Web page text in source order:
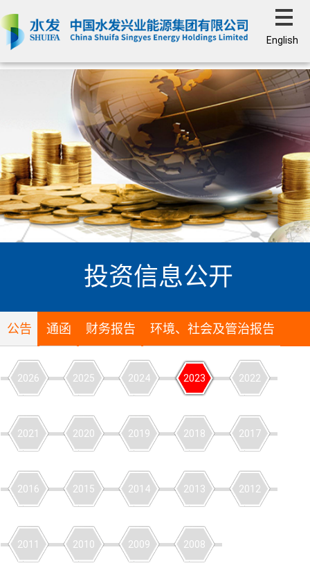
English
投资信息公开
公告 通函 财务报告 环境、社会及管治报告
2026 2025 2024 2023 2022
2021 2020 2019 2018 2017
2016 2015 2014 2013 2012
2011 2010 2009 2008